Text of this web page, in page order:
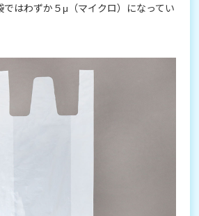
ではわずか５μ（マイクロ）になってい